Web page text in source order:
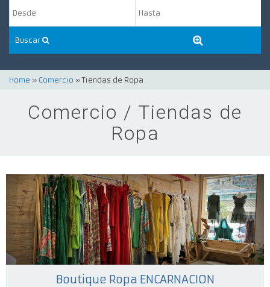
Buscar
Home » Comercio » Tiendas de Ropa
Comercio / Tiendas de
Ropa
Boutique Ropa ENCARNACION